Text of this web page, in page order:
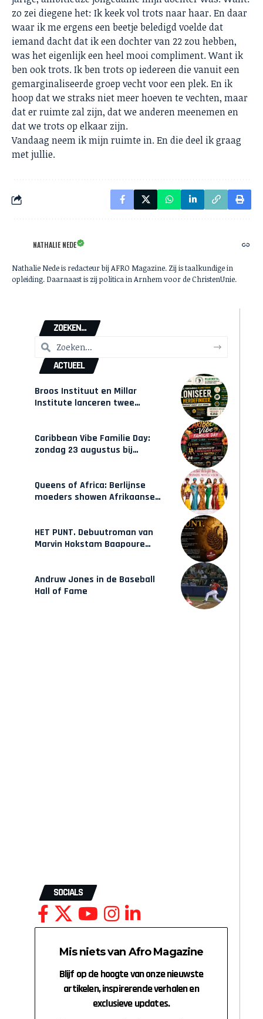
zo zei diegene het: Ik keek vol trots naar haar. En daar
waar ik me ergens een beetje beledigd voelde dat
iemand dacht dat ik een dochter van 22 zou hebben,
was het eigenlijk een heel mooi compliment. Want ik
ben ook trots. Ik ben trots op iedereen die vanuit een
gemarginaliseerde groep vecht voor een plek. En ik
hoop dat we straks niet meer hoeven te vechten, maar
dat er ruimte zal zijn, dat we anderen meenemen en
dat we trots op elkaar zijn.
Vandaag neem ik mijn ruimte in. En die deel ik graag
met jullie.
NATHALIE NEDE
Nathalie Nede is redacteur bij AFRO Magazine. Zij is taalkundige in
opleiding. Daarnaast is zij politica in Arnhem voor de ChristenUnie.
ZOEKEN...
ACTUEEL
Broos Instituut en Millar
Institute lanceren twee
Caribbean Vibe Familie Day:
zondag 23 augustus bij
Queens of Africa: Berlijnse
moeders showen Afrikaanse
HET PUNT. Debuutroman van
Marvin Hokstam Baapoure
Andruw Jones in de Baseball
Hall of Fame
SOCIALS
Mis niets van Afro Magazine
Blijf op de hoogte van onze nieuwste
artikelen, inspirerende verhalen en
exclusieve updates.